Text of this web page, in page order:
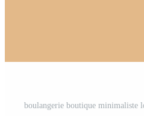
boulangerie boutique minimaliste